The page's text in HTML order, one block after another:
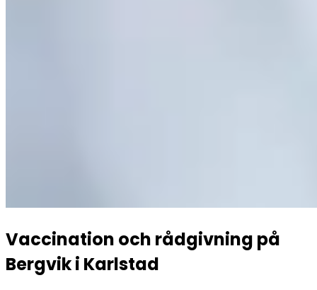
Vaccination och rådgivning på
Bergvik i Karlstad